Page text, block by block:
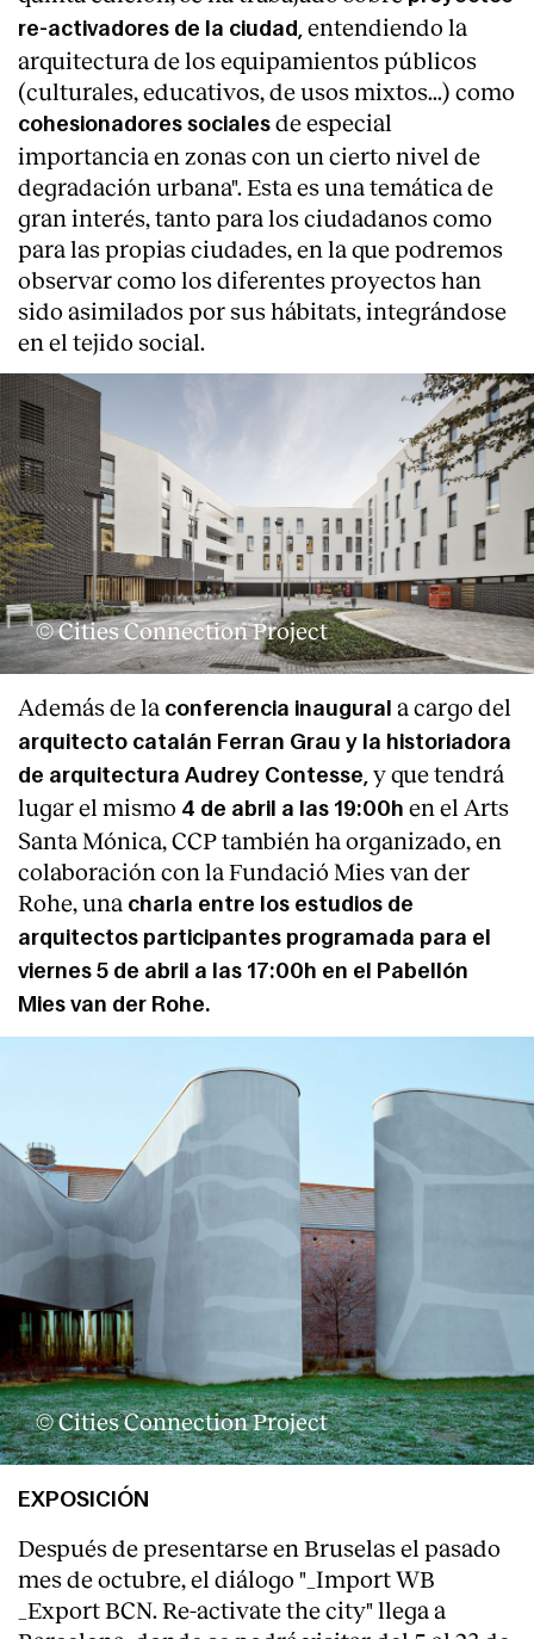
re-activadores de la ciudad, entendiendo la
arquitectura de los equipamientos públicos
(culturales, educativos, de usos mixtos...) como
cohesionadores sociales de especial
importancia en zonas con un cierto nivel de
degradación urbana". Esta es una temática de
gran interés, tanto para los ciudadanos como
para las propias ciudades, en la que podremos
observar como los diferentes proyectos han
sido asimilados por sus hábitats, integrándose
en el tejido social.
© Cities Connection Project
Además de la conferencia inaugural a cargo del
arquitecto catalán Ferran Grau y la historiadora
de arquitectura Audrey Contesse, y que tendrá
lugar el mismo 4 de abril a las 19:00h en el Arts
Santa Mónica, CCP también ha organizado, en
colaboración con la Fundació Mies van der
Rohe, una charla entre los estudios de
arquitectos participantes programada para el
viernes 5 de abril a las 17:00h en el Pabellón
Mies van der Rohe.
© Cities Connection Project
EXPOSICIÓN
Después de presentarse en Bruselas el pasado
mes de octubre, el diálogo "_Import WB
_Export BCN. Re-activate the city" llega a